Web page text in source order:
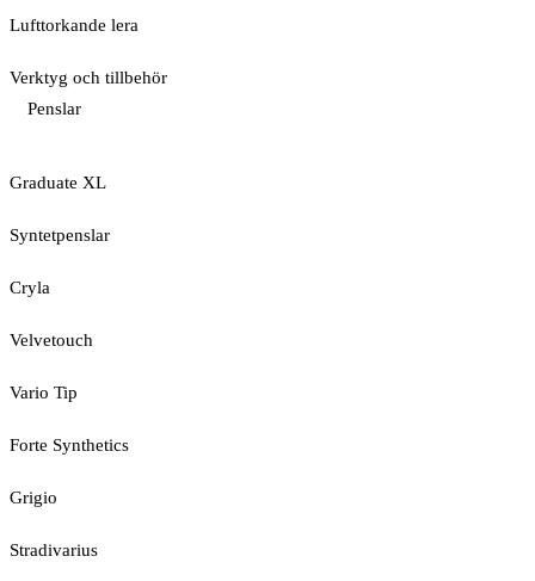
Lufttorkande lera
Verktyg och tillbehör
Penslar
Graduate XL
Syntetpenslar
Cryla
Velvetouch
Vario Tip
Forte Synthetics
Grigio
Stradivarius